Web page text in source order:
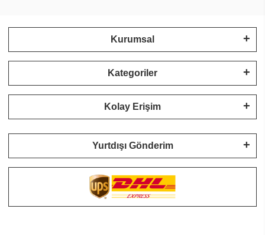
Kurumsal
Kategoriler
Kolay Erişim
Yurtdışı Gönderim